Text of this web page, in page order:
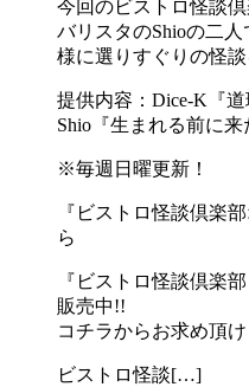
今回のビストロ怪談
バリスタのShioの二
様に選りすぐりの怪
提供内容：Dice-K『道
Shio『生まれる前に来
※毎週日曜更新！
『ビストロ怪談倶楽
ら
『ビストロ怪談倶楽
販売中!!
コチラからお求め頂け
ビストロ怪談[…]